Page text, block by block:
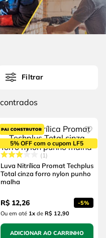
Filtrar
5% OFF com o cupom LF5
1
Luva Nitrílica Promat Techplus
Total cinza forro nylon punho
malha
R$ 12,26 -5%
Ou em até 1xde R$ 12,90
ADICIONAR AO CARRINHO